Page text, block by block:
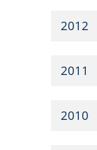
2012
2011
2010